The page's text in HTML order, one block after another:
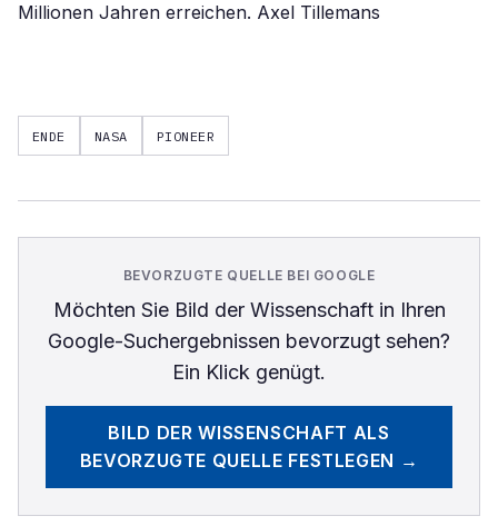
Millionen Jahren erreichen. Axel Tillemans
ENDE NASA PIONEER
BEVORZUGTE QUELLE BEI GOOGLE
Möchten Sie Bild der Wissenschaftin Ihren
Google-Suchergebnissen bevorzugt sehen?
Ein Klick genügt.
BILD DER WISSENSCHAFT ALS
BEVORZUGTE QUELLE FESTLEGEN →